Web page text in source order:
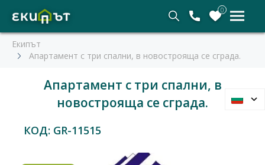
0
Екипът
Апартамент с три спални, в новострояща се сграда.
Апартамент с три спални, в
новострояща се сграда.
КОД: GR-11515